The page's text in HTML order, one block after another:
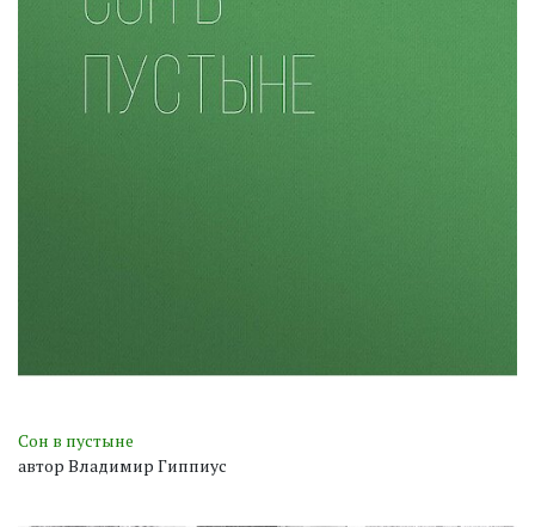
Сон в пустыне
автор Владимир Гиппиус